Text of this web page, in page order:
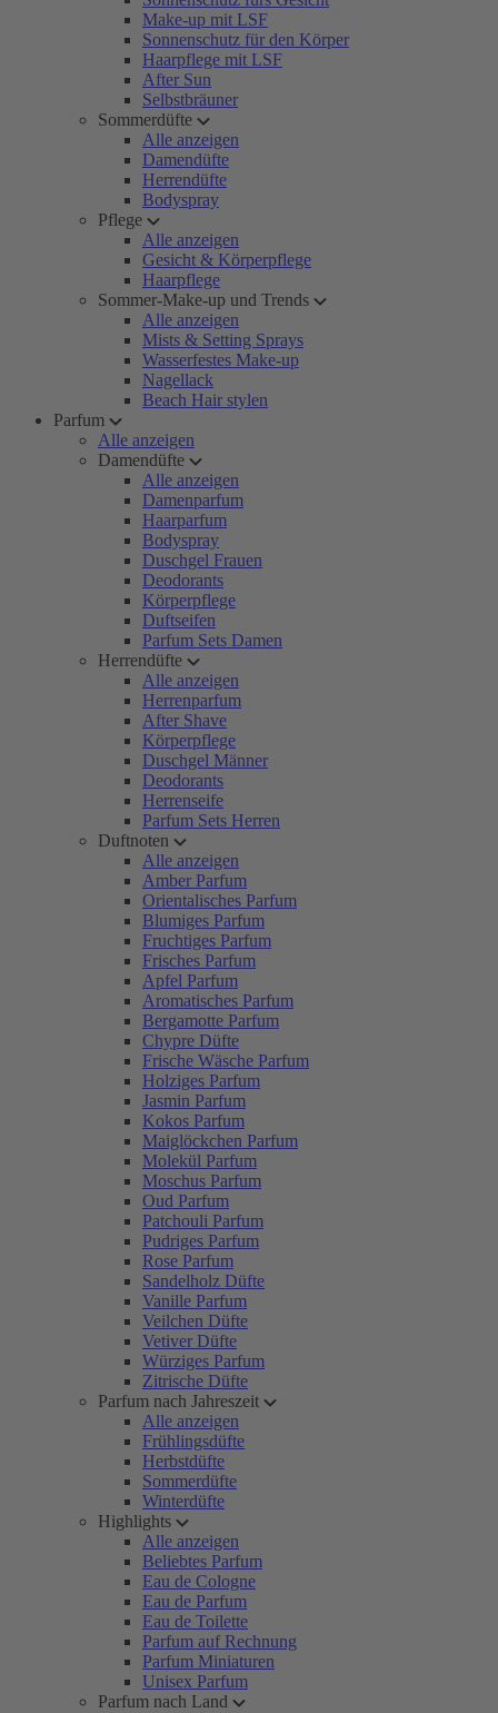
Make-up mit LSF
Sonnenschutz für den Körper
Haarpflege mit LSF
After Sun
Selbstbräuner
Sommerdüfte
Alle anzeigen
Damendüfte
Herrendüfte
Bodyspray
Pflege
Alle anzeigen
Gesicht & Körperpflege
Haarpflege
Sommer-Make-up und Trends
Alle anzeigen
Mists & Setting Sprays
Wasserfestes Make-up
Nagellack
Beach Hair stylen
Parfum
Alle anzeigen
Damendüfte
Alle anzeigen
Damenparfum
Haarparfum
Bodyspray
Duschgel Frauen
Deodorants
Körperpflege
Duftseifen
Parfum Sets Damen
Herrendüfte
Alle anzeigen
Herrenparfum
After Shave
Körperpflege
Duschgel Männer
Deodorants
Herrenseife
Parfum Sets Herren
Duftnoten
Alle anzeigen
Amber Parfum
Orientalisches Parfum
Blumiges Parfum
Fruchtiges Parfum
Frisches Parfum
Apfel Parfum
Aromatisches Parfum
Bergamotte Parfum
Chypre Düfte
Frische Wäsche Parfum
Holziges Parfum
Jasmin Parfum
Kokos Parfum
Maiglöckchen Parfum
Molekül Parfum
Moschus Parfum
Oud Parfum
Patchouli Parfum
Pudriges Parfum
Rose Parfum
Sandelholz Düfte
Vanille Parfum
Veilchen Düfte
Vetiver Düfte
Würziges Parfum
Zitrische Düfte
Parfum nach Jahreszeit
Alle anzeigen
Frühlingsdüfte
Herbstdüfte
Sommerdüfte
Winterdüfte
Highlights
Alle anzeigen
Beliebtes Parfum
Eau de Cologne
Eau de Parfum
Eau de Toilette
Parfum auf Rechnung
Parfum Miniaturen
Unisex Parfum
Parfum nach Land